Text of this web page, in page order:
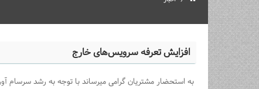
افزایش تعرفه سرویس‌های خارج
به استحضار مشتریان گرامی میرساند با توجه به رشد سرسام